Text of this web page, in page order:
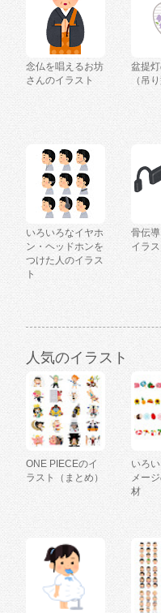
念仏を唱えるお坊
さんのイラスト
盆提
（吊り
いろいろなイヤホ
ン・ヘッドホンを
つけた人のイラス
ト
骨伝
イラス
人気のイラスト
ONE PIECEのイ
ラスト（まとめ）
いろ
メー
材